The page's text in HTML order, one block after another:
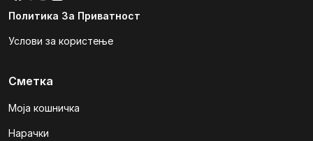
Политика За Приватност
Услови за користење
Сметка
Моја кошничка
Нарачки